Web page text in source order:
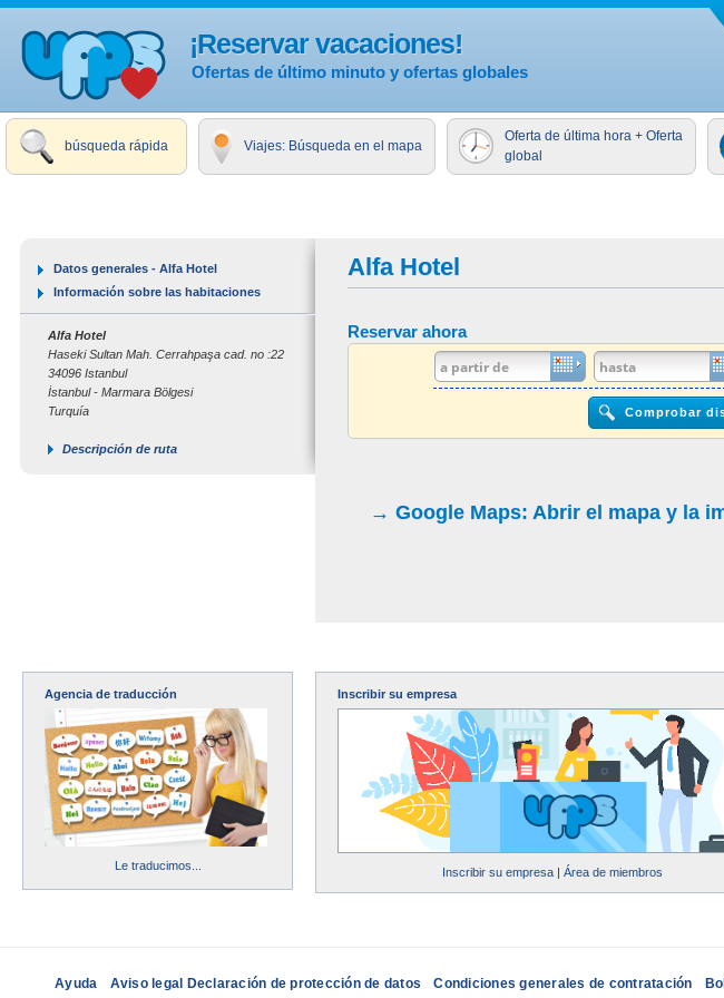
¡Reservar vacaciones!
Ofertas de último minuto y ofertas globales
búsqueda rápida Viajes: Búsqueda en el mapa
Oferta de última hora + Oferta
global
Alfa Hotel
Reservar ahora
→ Google Maps: Abrir el mapa y la
Datos generales - Alfa Hotel
Información sobre las habitaciones
Alfa Hotel
Haseki Sultan Mah. Cerrahpaşa cad. no :22
34096 Istanbul
İstanbul - Marmara Bölgesi
Turquía
Descripción de ruta
Agencia de traducción
Le traducimos...
Inscribir su empresa
Inscribir su empresa |Área de miembros
Ayuda Aviso legal Declaración de protección de datos Condiciones generales de contratación